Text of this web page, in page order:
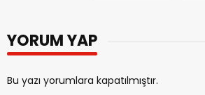
YORUM YAP
Bu yazı yorumlara kapatılmıştır.